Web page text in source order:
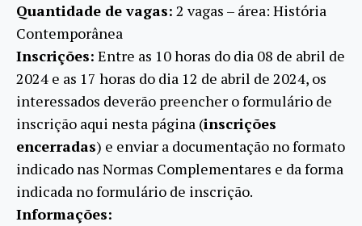
Quantidade de vagas: 2 vagas – área: História
Contemporânea
Inscrições: Entre as 10 horas do dia 08 de abril de
2024 e as 17 horas do dia 12 de abril de 2024, os
interessados deverão preencher o formulário de
inscrição aqui nesta página (inscrições
encerradas) e enviar a documentação no formato
indicado nas Normas Complementares e da forma
indicada no formulário de inscrição.
Informações: